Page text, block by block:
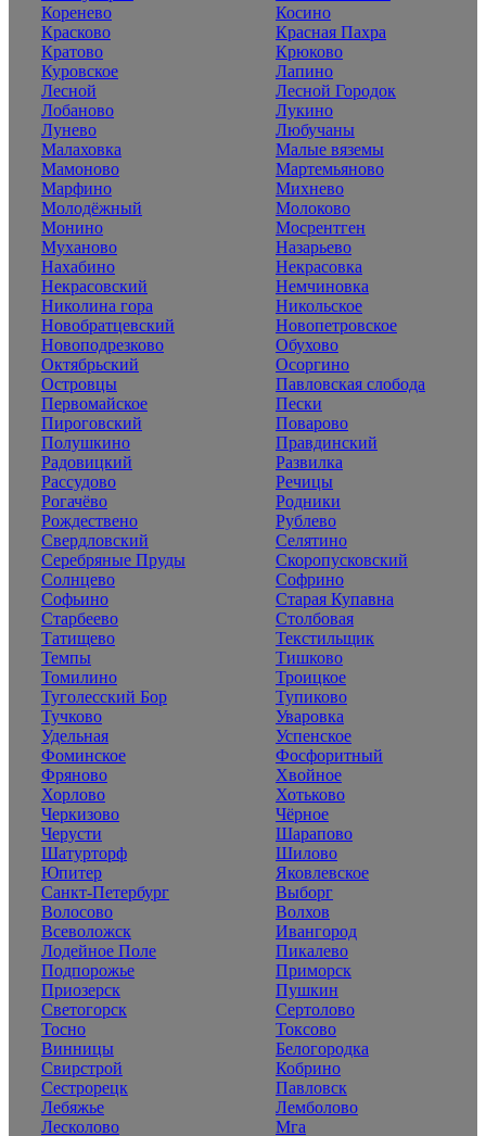
Коренево
Косино
Красково
Красная Пахра
Кратово
Крюково
Куровское
Лапино
Лесной
Лесной Городок
Лобаново
Лукино
Лунево
Любучаны
Малаховка
Малые вяземы
Мамоново
Мартемьяново
Марфино
Михнево
Молодёжный
Молоково
Монино
Мосрентген
Муханово
Назарьево
Нахабино
Некрасовка
Некрасовский
Немчиновка
Николина гора
Никольское
Новобратцевский
Новопетровское
Новоподрезково
Обухово
Октябрьский
Осоргино
Островцы
Павловская слобода
Первомайское
Пески
Пироговский
Поварово
Полушкино
Правдинский
Радовицкий
Развилка
Рассудово
Речицы
Рогачёво
Родники
Рождествено
Рублево
Свердловский
Селятино
Серебряные Пруды
Скоропусковский
Солнцево
Софрино
Софьино
Старая Купавна
Старбеево
Столбовая
Татищево
Текстильщик
Темпы
Тишково
Томилино
Троицкое
Туголесский Бор
Тупиково
Тучково
Уваровка
Удельная
Успенское
Фоминское
Фосфоритный
Фряново
Хвойное
Хорлово
Хотьково
Черкизово
Чёрное
Черусти
Шарапово
Шатурторф
Шилово
Юпитер
Яковлевское
Санкт-Петербург
Выборг
Волосово
Волхов
Всеволожск
Ивангород
Лодейное Поле
Пикалево
Подпорожье
Приморск
Приозерск
Пушкин
Светогорск
Сертолово
Тосно
Токсово
Винницы
Белогородка
Свирстрой
Кобрино
Сестрорецк
Павловск
Лебяжье
Лемболово
Лесколово
Мга